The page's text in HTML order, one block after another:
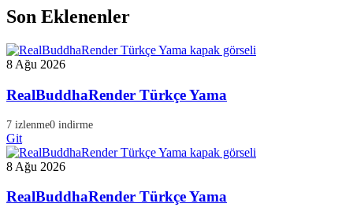
Son Eklenenler
8 Ağu 2026
RealBuddhaRender Türkçe Yama
7 izlenme0 indirme
Git
8 Ağu 2026
RealBuddhaRender Türkçe Yama